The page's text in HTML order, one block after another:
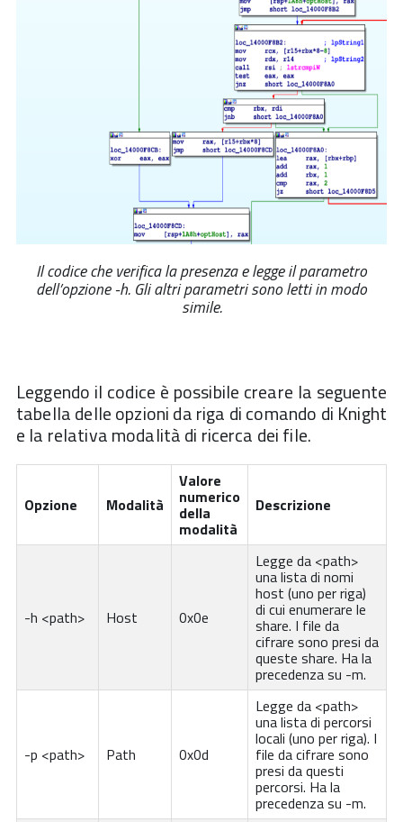
Il codice che verifica la presenza e legge il parametro
dell’opzione -h. Gli altri parametri sono letti in modo
simile.
Leggendo il codice è possibile creare la seguente
tabella delle opzioni da riga di comando di Knight
e la relativa modalità di ricerca dei file.
Opzione Modalità
Valore
numerico
della
modalità
Descrizione
-h <path> Host 0x0e
Legge da <path>
una lista di nomi
host (uno per riga)
di cui enumerare le
share. I file da
cifrare sono presi da
queste share. Ha la
precedenza su -m.
-p <path> Path 0x0d
Legge da <path>
una lista di percorsi
locali (uno per riga). I
file da cifrare sono
presi da questi
percorsi. Ha la
precedenza su -m.